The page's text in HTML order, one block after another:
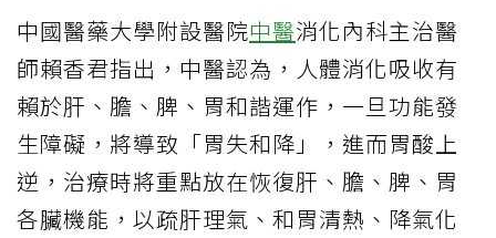
中國醫藥大學附設醫院中醫消化內科主治醫
師賴香君指出，中醫認為，人體消化吸收有
賴於肝、膽、脾、胃和諧運作，一旦功能發
生障礙，將導致「胃失和降」，進而胃酸上
逆，治療時將重點放在恢復肝、膽、脾、胃
各臟機能，以疏肝理氣、和胃清熱、降氣化